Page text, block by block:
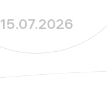
15.07.2026